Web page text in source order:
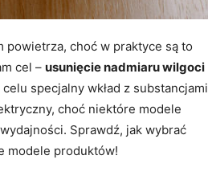
powietrza, choć w praktyce są to
cel – usunięcie nadmiaru wilgoci
specjalny wkład z substancjami
choć niektóre modele
Sprawdź, jak wybrać
modele produktów!